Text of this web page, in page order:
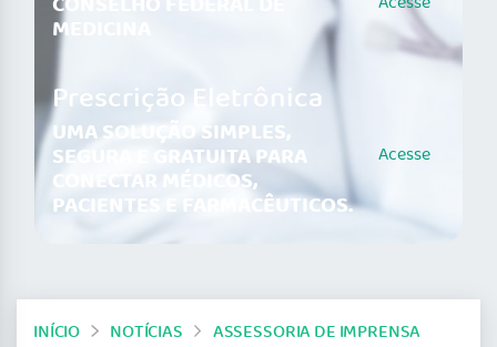
MEDICINA
Prescrição Eletrônica
UMA SOLUÇÃO SIMPLES,
SEGURA E GRATUITA PARA
CONECTAR MÉDICOS,
PACIENTES E FARMACÊUTICOS.
Acesse
INÍCIO NOTÍCIAS
ASSESSORIA DE IMPRENSA